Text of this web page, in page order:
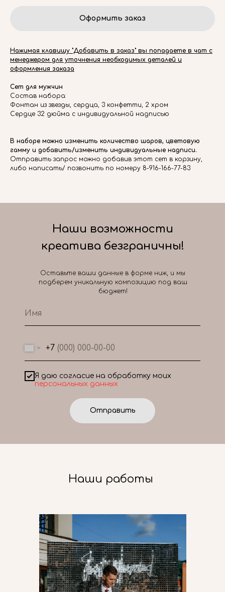
Оформить заказ
Нажимая клавишу "Добавить в заказ" вы попадаете в чат с
менеджером для уточнения необходимых деталей и
оформления заказа
Сет для мужчин
Состав набора:
Фонтан из звезды, сердца, 3 конфетти, 2 хром
Сердце 32 дюйма с индивидуальной надписью
В наборе можно изменить количество шаров, цветовую
гамму и добавить/изменить индивидуальные надписи.
Отправить запрос можно добавив этот сет в корзину,
либо написать/ позвонить по номеру 8-916-166-77-83
+7
Я даю согласие на обработку моих
персональных данных
Отправить
Наши возможности
креатива безграничны!
Оставьте ваши данные в форме ниж, и мы
подберем уникальную композицию под ваш
бюджет!
Наши работы